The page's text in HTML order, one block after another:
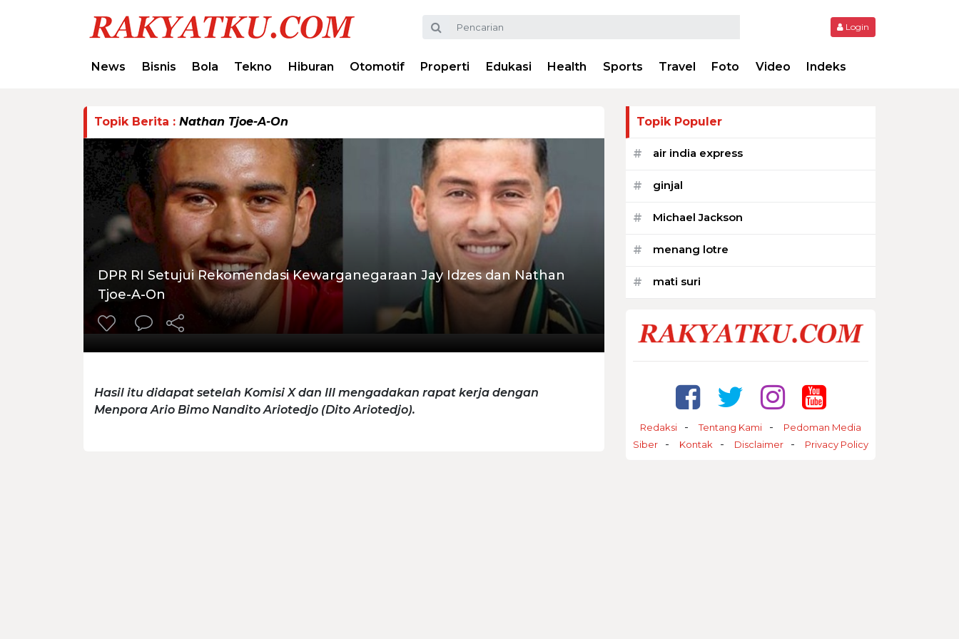
Login
News Bisnis Bola Tekno Hiburan Otomotif Properti Edukasi Health Sports Travel Foto Video Indeks
Topik Berita : Nathan Tjoe-A-On
DPR RI Setujui Rekomendasi Kewarganegaraan Jay Idzes dan Nathan
Tjoe-A-On
Hasil itu didapat setelah Komisi X dan III mengadakan rapat kerja dengan
Menpora Ario Bimo Nandito Ariotedjo (Dito Ariotedjo).
Topik Populer
# air india express
# ginjal
# Michael Jackson
# menang lotre
# mati suri
Redaksi Tentang Kami
Pedoman Media
Siber
Kontak Disclaimer Privacy Policy